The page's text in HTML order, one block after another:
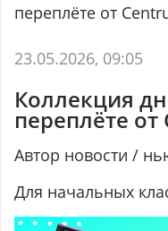
переплёте от
23.05.2026, 09:05
Коллекция
переплёте от
Автор новости /
Для начальных